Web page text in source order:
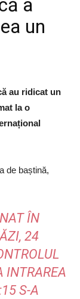
a
un
au ridicat un
la o
de baștină,
ÎN
24
INTRAREA
S-A